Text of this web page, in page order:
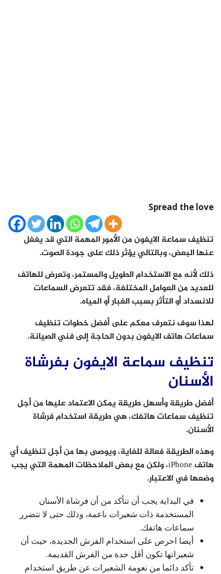
Spread the love
تنظيف سماعة الايفون من الأمور المهمة التي قد يغفل
عنها البعض، وبالتالي يؤثر ذلك على جودة الصوت.
ذلك لأنه مع الاستخدام الطويل والمستمر، وتعرض للهاتف
للعديد من العوامل المختلفة، فقد تتعرض السماعات
للانسداد أو التأثر بسبب الغبار أو المياه.
لهذا سوف نتعرف معكم على أفضل خطوات تنظيف
سماعات هاتف الايفون بدون الحاجة إلى فني الصيانة.
تنظيف سماعة الايفون بفرشاة
الأسنان
أفضل طريقة وأسهل طريقة يمكن الاعتماد عليها من أجل
تنظيف سماعات هاتفك، هي طريقة استخدام فرشاة
الأسنان.
وهذه الطريقة فعالة للغاية، ويوصى بها من أجل تنظيف أي
هاتف iPhone، ولكن مع بعض الملاحظات المهمة التي يجب
وضعها في الاعتبار.
في البداية يجب أن تتأكد من أن فرشاة الأسنان
المستخدمة ذات شعيرات ناعمة، وذلك حتى لا تتضرر
سماعات هاتفك.
أيضا احرص على استخدام الفرش الجديدة، حيث أن
شعيراتها تكون أقل حدة من الفرش القديمة.
تأكد دائما من نعومة الشعيرات عن طريق استخدام